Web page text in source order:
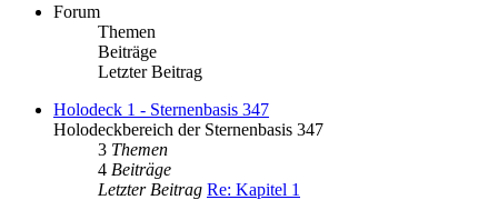
Forum
Themen
Beiträge
Letzter Beitrag
Holodeck 1 - Sternenbasis 347
Holodeckbereich der Sternenbasis 347
3 Themen
4 Beiträge
Letzter Beitrag Re: Kapitel 1